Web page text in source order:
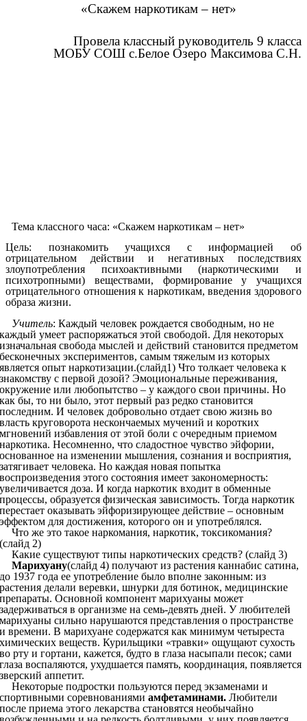
«Скажем наркотикам – нет»
Провела классный руководитель 9 класса
МОБУ СОШ с.Белое Озеро Максимова С.Н.
Тема классного часа: «Скажем наркотикам – нет»
Цель:
познакомить учащихся с информацией об
отрицательном действии и негативных последствиях
злоупотребления психоактивными (наркотическими и
психотропными) веществами, формирование у учащихся
отрицательного отношения к наркотикам, введения здорового
образа жизни.
Учитель: Каждый человек рождается свободным, но не
умеет распоряжаться этой свободой. Для некоторых
свобода мыслей и действий становится предметом
экспериментов, самым тяжелым из которых
опыт наркотизации.(слайд1) Что толкает человека к
с первой дозой? Эмоциональные переживания,
или любопытство – у каждого свои причины. Но
бы, то ни было, этот первый раз редко становится
И человек добровольно отдает свою жизнь во
круговорота нескончаемых мучений и коротких
избавления от этой боли с очередным приемом
Несомненно, что сладостное чувство эйфории,
на изменении мышления, сознания и восприятия,
человека. Но каждая новая попытка
этого состояния имеет закономерность:
доза. И когда наркотик входит в обменные
образуется физическая зависимость. Тогда наркотик
оказывать эйфоризирующее действие – основным
для достижения, которого он и употреблялся.
Что же это такое наркомания, наркотик, токсикомания?
2)
Какие существуют типы наркотических средств? (слайд 3)
Марихуану(слайд 4) получают из растения каннабис сатина,
1937 года ее употребление было вполне законным: из
делали веревки, шнурки для ботинок, медицинские
Основной компонент марихуаны может
в организме на семь-девять дней. У любителей
сильно нарушаются представления о пространстве
времени. В марихуане содержатся как минимум четыреста
веществ. Курильщики «травки» ощущают сухость
рту и гортани, кажется, будто в глаза насыпали песок; сами
воспаляются, ухудшается память, координация, появляется
аппетит.
Некоторые подростки пользуются перед экзаменами и
соревнованиями амфетаминами.Любители
приема этого лекарства становятся необычайно